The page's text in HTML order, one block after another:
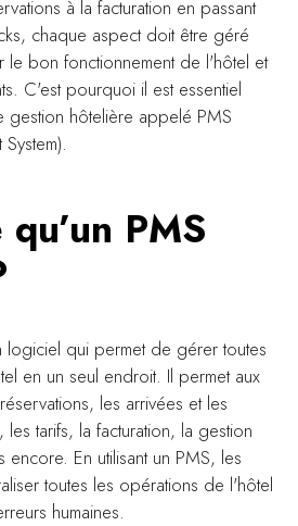
à la facturation en passant
chaque aspect doit être géré
le bon fonctionnement de l'hôtel et
C'est pourquoi il est essentiel
gestion hôtelière appelé PMS
PMS
logiciel qui permet de gérer toutes
en un seul endroit. Il permet aux
les arrivées et les
tarifs, la facturation, la gestion
En utilisant un PMS, les
toutes les opérations de l'hôtel
humaines.